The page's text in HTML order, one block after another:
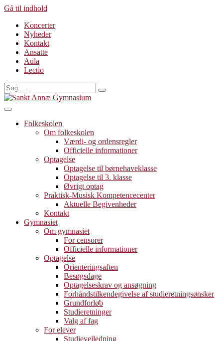
Gå til indhold
Koncerter
Nyheder
Kontakt
Ansatte
Aula
Lectio
Folkeskolen
Om folkeskolen
Værdi- og ordensregler
Officielle informationer
Optagelse
Optagelse til børnehaveklasse
Optagelse til 3. klasse
Øvrigt optag
Praktisk-Musisk Kompetencecenter
Aktuelle Begivenheder
Kontakt
Gymnasiet
Om gymnasiet
For censorer
Officielle informationer
Optagelse
Orienteringsaften
Besøgsdage
Optagelseskrav og ansøgning
Forhåndstilkendegivelse af studieretningsønsker
Grundforløb
Studieretninger
Valg af fag
For elever
Studievejledning